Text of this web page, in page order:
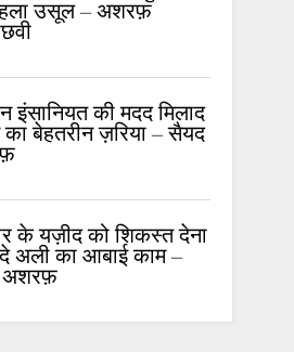
उसूल – अशरफ़
इंसानियत की मदद मिलाद
का बेहतरीन ज़रिया – सैयद
के यज़ीद को शिकस्त देना
अली का आबाई काम –